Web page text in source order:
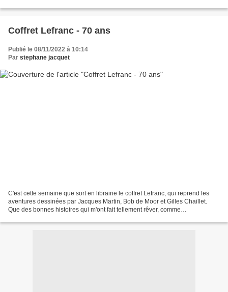
Coffret Lefranc - 70 ans
Publié le 08/11/2022 à 10:14
Par stephane jacquet
C'est cette semaine que sort en librairie le coffret Lefranc, qui reprend les
aventures dessinées par Jacques Martin, Bob de Moor et Gilles Chaillet.
Que des bonnes histoires qui m'ont fait tellement rêver, comme